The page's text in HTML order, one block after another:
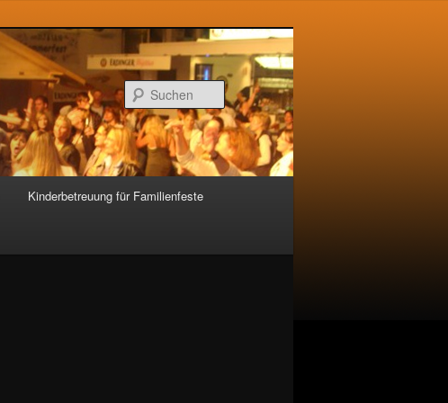
Suchen
Kinderbetreuung für Familienfeste